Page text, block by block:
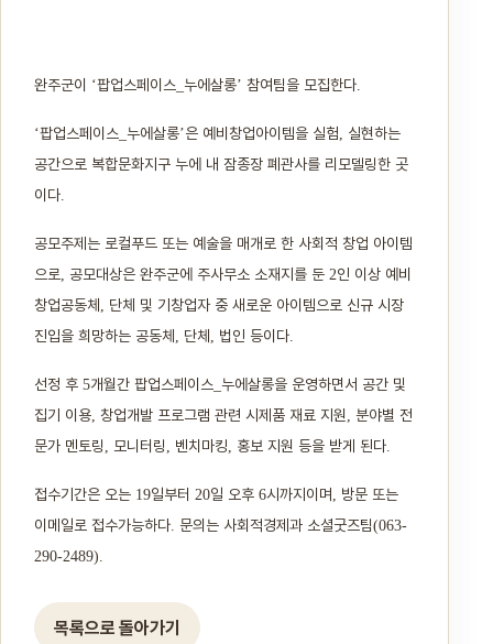
완주군이 ‘팝업스페이스 누에살롱’ 참여팀을 모집한다.
‘팝업스페이스 누에살롱’은 예비창업아이템을 실험, 실현하는
공간으로 복합문화지구 누에 내 잠종장 폐관사를 리모델링한 곳
이다.
공모주제는 로컬푸드 또는 예술을 매개로 한 사회적 창업 아이템
으로, 공모대상은 완주군에 주사무소 소재지를 둔 2인 이상 예비
창업공동체 , 단체 및 기창업자 중 새로운 아이템으로 신규 시장
진입을 희망하는 공동체 , 단체 , 법인 등이다.
선정 후 5개월간 팝업스페이스 누에살롱을 운영하면서 공간 및
집기 이용, 창업개발 프로그램 관련 시제품 재료 지원 , 분야별 전
문가 멘토링 , 모니터링 , 벤치마킹, 홍보 지원 등을 받게 된다.
접수기간은 오는 19일부터 20일 오후 6시까지이며 , 방문 또는
이메일로 접수가능하다. 문의는 사회적경제과 소셜굿즈팀(063-
290-2489).
목록으로 돌아가기